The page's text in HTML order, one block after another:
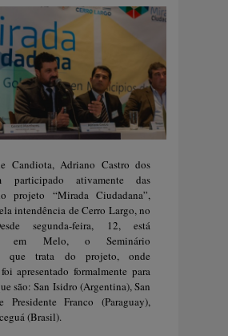
Candiota, Adriano Castro dos
participado ativamente das
projeto “Mirada Ciudadana”,
intendência de Cerro Largo, no
segunda-feira, 12, está
em Melo, o Seminário
que trata do projeto, onde
apresentado formalmente para
são: San Isidro (Argentina), San
e Presidente Franco (Paraguay),
(Brasil).